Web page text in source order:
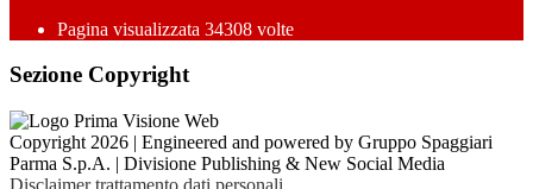
Pagina visualizzata 34308 volte
Sezione Copyright
Copyright 2026 | Engineered and powered by Gruppo Spaggiari
Parma S.p.A. | Divisione Publishing & New Social Media